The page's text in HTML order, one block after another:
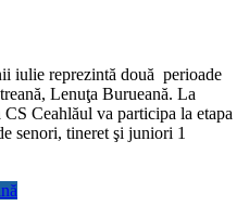
iulie reprezintă două perioade
Lenuţa Burueană. La
Ceahlăul va participa la etapa
senori, tineret şi juniori 1